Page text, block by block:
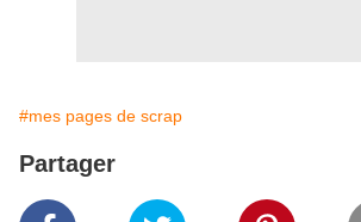
#mes pages de scrap
Partager